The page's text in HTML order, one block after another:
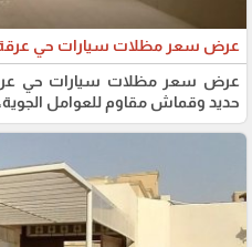
عرض سعر مظلات سيارات حي عرقة
عرض سعر مظلات سيارات حي
حديد وقماش مقاوم للعوامل